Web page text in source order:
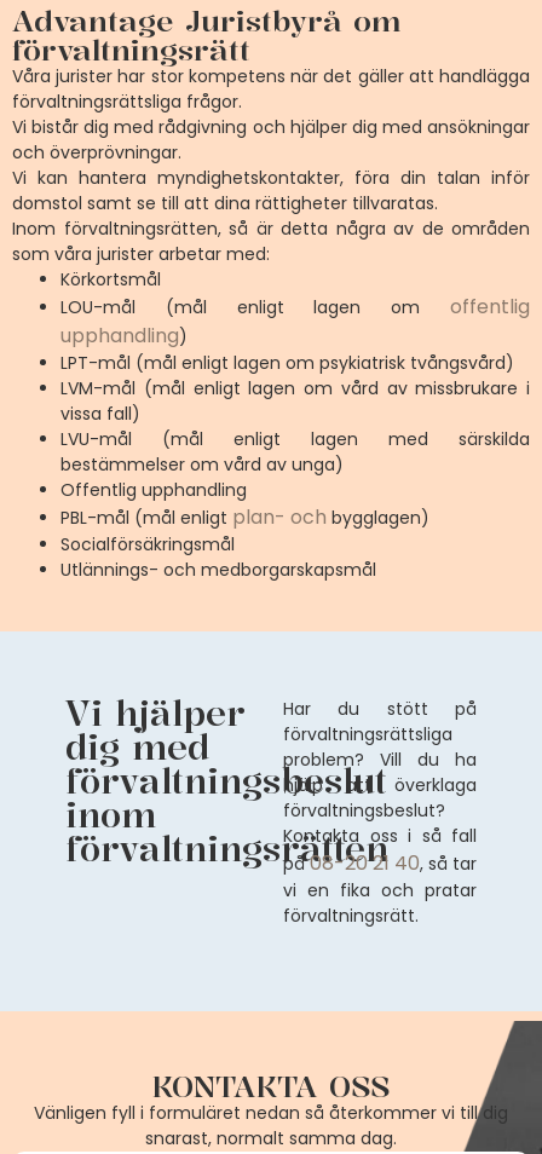
Advantage Juristbyrå om
förvaltningsrätt
Våra jurister har stor kompetens när det gäller att handlägga
förvaltningsrättsliga frågor.
Vi bistår dig med rådgivning och hjälper dig med ansökningar
och överprövningar.
Vi kan hantera myndighetskontakter, föra din talan inför
domstol samt se till att dina rättigheter tillvaratas.
Inom förvaltningsrätten, så är detta några av de områden
som våra jurister arbetar med:
Körkortsmål
LOU-mål (mål enligt lagen om offentlig
upphandling)
LPT-mål (mål enligt lagen om psykiatrisk tvångsvård)
LVM-mål (mål enligt lagen om vård av missbrukare i
vissa fall)
LVU-mål (mål enligt lagen med särskilda
bestämmelser om vård av unga)
Offentlig upphandling
PBL-mål (mål enligt plan- och bygglagen)
Socialförsäkringsmål
Utlännings- och medborgarskapsmål
Vi hjälper
dig med
förvaltningsbeslut
inom
förvaltningsrätten
Har du stött på
förvaltningsrättsliga
problem? Vill du ha
hjälp att överklaga
förvaltningsbeslut?
Kontakta oss i så fall
på08-20 21 40, så tar
vi en fika och pratar
förvaltningsrätt.
KONTAKTA OSS
Vänligen fyll i formuläret nedan så återkommer vi till dig
snarast, normalt samma dag.